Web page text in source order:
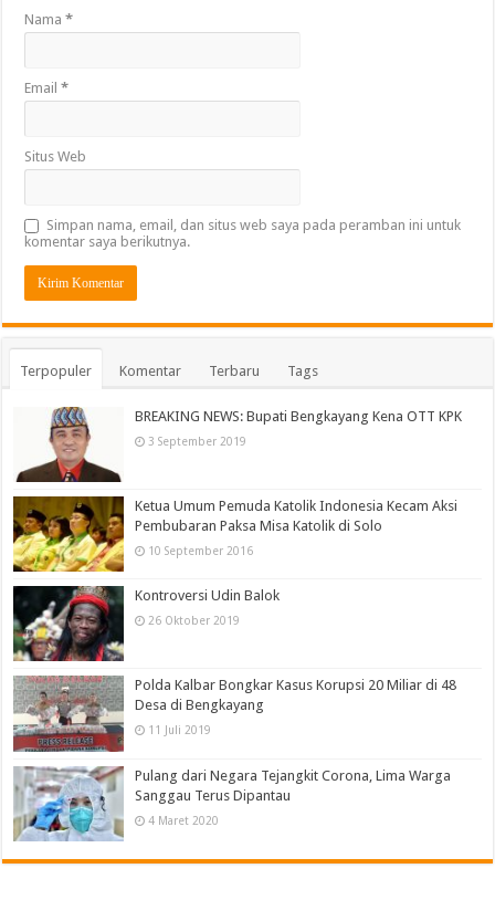
Nama*
Email*
Situs Web
Simpan nama, email, dan situs web saya pada peramban ini untuk
komentar saya berikutnya.
Terpopuler Komentar Terbaru Tags
BREAKING NEWS: Bupati Bengkayang Kena OTT KPK
3 September 2019
Ketua Umum Pemuda Katolik Indonesia Kecam Aksi
Pembubaran Paksa Misa Katolik di Solo
10 September 2016
Kontroversi Udin Balok
26 Oktober 2019
Polda Kalbar Bongkar Kasus Korupsi 20 Miliar di 48
Desa di Bengkayang
11 Juli 2019
Pulang dari Negara Tejangkit Corona, Lima Warga
Sanggau Terus Dipantau
4 Maret 2020